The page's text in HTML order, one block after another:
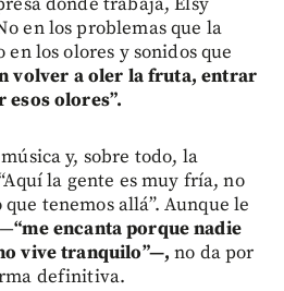
donde trabaja, Elsy
en los problemas que la
los olores y sonidos que
volver a oler la fruta, entrar
esos olores”.
y, sobre todo, la
la gente es muy fría, no
tenemos allá”. Aunque le
—“me encanta porque nadie
vive tranquilo”—,no da por
definitiva.